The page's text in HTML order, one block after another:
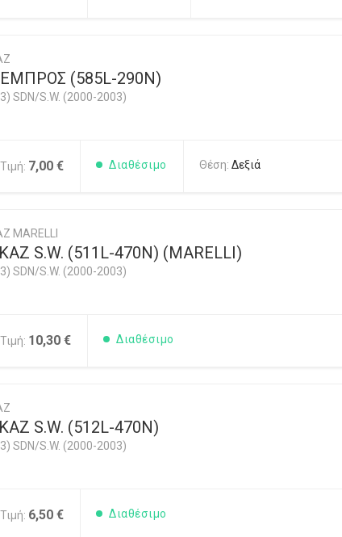
(585L-290N)
SDN/S.W. (2000-2003)
Τιμή: 7,00 € Διαθέσιμο Θέση: Δεξιά
S.W. (511L-470N) (MARELLI)
SDN/S.W. (2000-2003)
Τιμή: 10,30 € Διαθέσιμο
S.W. (512L-470N)
SDN/S.W. (2000-2003)
Τιμή: 6,50 € Διαθέσιμο